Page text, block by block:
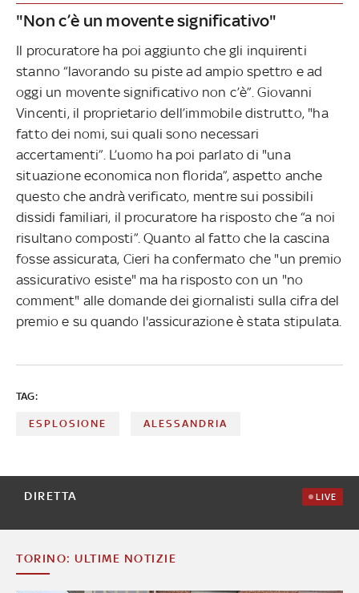
"Non c’è un movente significativo"
Il procuratore ha poi aggiunto che gli inquirenti
stanno “lavorando su piste ad ampio spettro e ad
oggi un movente significativo non c’è”. Giovanni
Vincenti, il proprietario dell’immobile distrutto, "ha
fatto dei nomi, sui quali sono necessari
accertamenti”. L’uomo ha poi parlato di "una
situazione economica non florida”, aspetto anche
questo che andrà verificato, mentre sui possibili
dissidi familiari, il procuratore ha risposto che “a noi
risultano composti”. Quanto al fatto che la cascina
fosse assicurata, Cieri ha confermato che "un premio
assicurativo esiste" ma ha risposto con un "no
comment" alle domande dei giornalisti sulla cifra del
premio e su quando l'assicurazione è stata stipulata.
TAG:
ESPLOSIONE ALESSANDRIA
DIRETTA LIVE
TORINO: ULTIME NOTIZIE